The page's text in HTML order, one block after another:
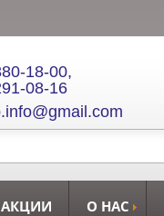
18-00,
08-16
АКЦИИ О НАС